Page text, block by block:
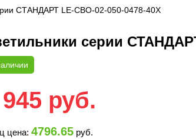
СТАНДАРТ LE-СВО-02-050-0478-40Х
cерии
руб.
цена: 4796.65 руб.